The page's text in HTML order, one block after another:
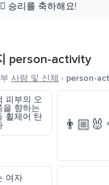
승리를 축하해요!
person-activity
사람 및 신체 › person-
피부의 오
을 향하는
휠체어 탄
여자